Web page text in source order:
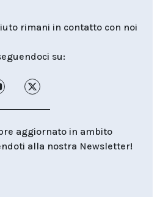
rimani in contatto con noi
su:
aggiornato in ambito
alla nostra Newsletter!